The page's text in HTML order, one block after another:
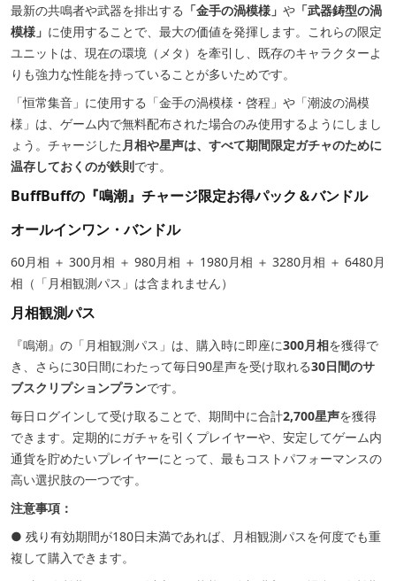
最新の共鳴者や武器を排出する 「金手の渦模様」 や 「武器鋳型の渦
模様」 に使用することで、最大の価値を発揮します。これらの限定
ユニットは、現在の環境（メタ）を牽引し、既存のキャラクターよ
りも強力な性能を持っていることが多いためです。
「恒常集音」に使用する「金手の渦模様・啓程」や「潮波の渦模
様」は、ゲーム内で無料配布された場合のみ使用するようにしまし
ょう。チャージした 月相や星声は、すべて期間限定ガチャのために
温存しておくのが鉄則です。
BuffBuffの『鳴潮』チャージ限定お得パック＆バンドル
オールインワン・バンドル
60月相 ＋ 300月相 ＋ 980月相 ＋ 1980月相 ＋ 3280月相 ＋ 6480月
相（「月相観測パス」は含まれません）
月相観測パス
『鳴潮』の「月相観測パス」は、購入時に即座に300月相を獲得で
き、さらに30日間にわたって毎日90星声を受け取れる30日間のサ
ブスクリプションプランです。
毎日ログインして受け取ることで、期間中に合計2,700星声を獲得
できます。定期的にガチャを引くプレイヤーや、安定してゲーム内
通貨を貯めたいプレイヤーにとって、最もコストパフォーマンスの
高い選択肢の一つです。
注意事項：
● 残り有効期間が180日未満であれば、月相観測パスを何度でも重
複して購入できます。